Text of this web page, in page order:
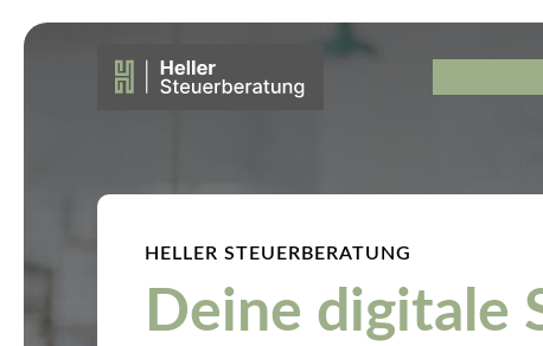
HELLER STEUERBERATUNG
Deine digitale